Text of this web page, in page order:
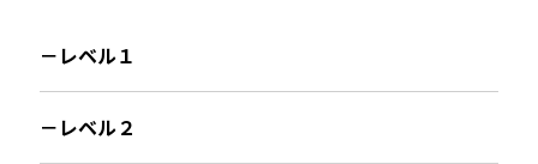
－レベル１
－レベル２